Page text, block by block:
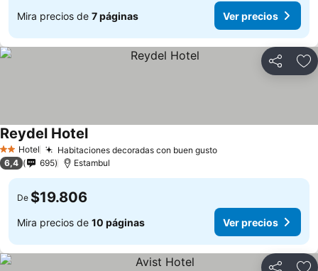
Mira precios de 7 páginas Ver precios
Compartir
2 Estrellas
Hotel Habitaciones decoradas con buen gusto
Reydel Hotel
6,4 695 Estambul
De $19.806
Mira precios de 10 páginas Ver precios